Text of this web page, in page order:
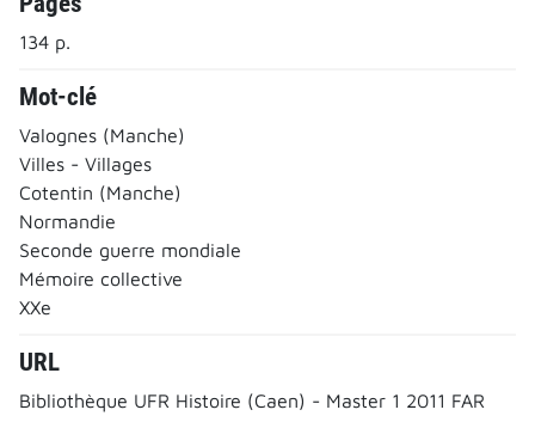
134 p.
Mot-clé
Valognes (Manche)
Villes - Villages
Cotentin (Manche)
Normandie
Seconde guerre mondiale
Mémoire collective
XXe
URL
Bibliothèque UFR Histoire (Caen) - Master 1 2011 FAR